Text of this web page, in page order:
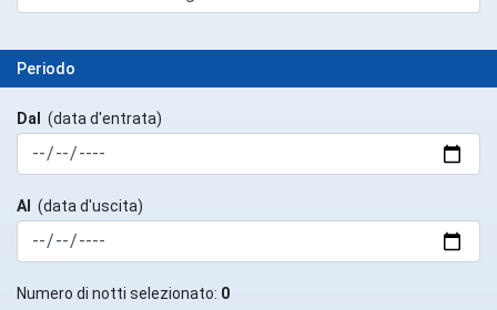
Periodo
Dal (data d'entrata)
Al (data d'uscita)
Numero di notti selezionato: 0